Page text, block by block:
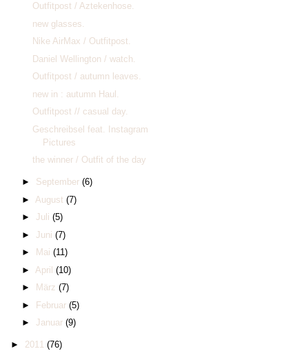
Outfitpost / Aztekenhose.
new glasses.
Nike AirMax / Outfitpost.
Daniel Wellington / watch.
Outfitpost / autumn leaves.
new in : autumn Haul.
Outfitpost // casual day.
Geschreibsel feat. Instagram
Pictures
the winner / Outfit of the day
► September (6)
► August (7)
► Juli (5)
► Juni (7)
►
Mai (11)
► April (10)
►
März (7)
► Februar (5)
► Januar (9)
► 2011 (76)